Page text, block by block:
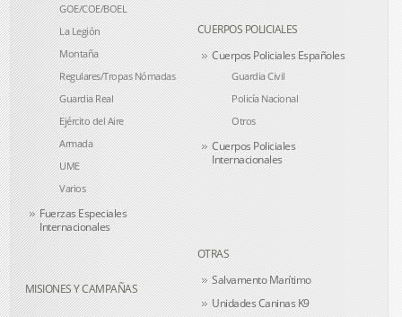
GOE/COE/BOEL
La Legión
Montaña
Regulares/Tropas Nómadas
Guardia Real
Ejército del Aire
Armada
UME
Varios
Fuerzas Especiales
Internacionales
CUERPOS POLICIALES
Cuerpos Policiales Españoles
Guardia Civil
Policía Nacional
Otros
Cuerpos Policiales
Internacionales
MISIONES Y CAMPAÑAS
OTRAS
Salvamento Marítimo
Unidades Caninas K9